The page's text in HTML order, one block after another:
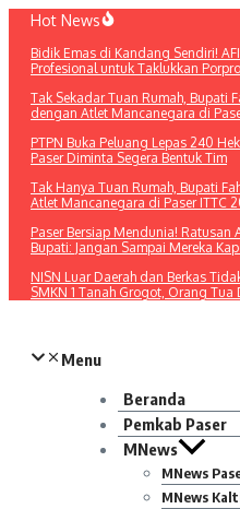
Lewati
konten
Hot News
Bidik Emas di Kandang Sendiri!
Profesional untuk Taklukkan
Tak Sekadar Tuan Rumah, Bupati
dengan Atlet Mancanegara di
PTPN Buka Peluang Lepas 240
Paser Diminta Segera Bentuk Tim
Tak Hanya Tuan Rumah, Bupati
Atlet Mancanegara di Paser ITTC
Paser Bersiap Mendunia! Ratusan
Bupati: Jangan Sampai Mereka
NISN Luar Daerah dan Berkas
SMKN 1 Tanah Grogot, Orang Tua
Menu
Beranda
Pemkab Paser
MNews
MNews
MNews